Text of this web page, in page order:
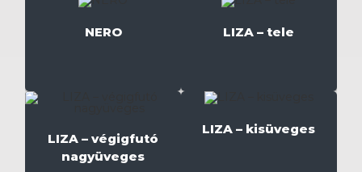
NERO LIZA – tele
LIZA – végigfutó
nagyüveges
LIZA – kisüveges